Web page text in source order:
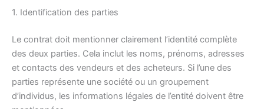
1. Identification des parties
Le contrat doit mentionner clairement l’identité complète
des deux parties. Cela inclut les noms, prénoms, adresses
et contacts des vendeurs et des acheteurs. Si l’une des
parties représente une société ou un groupement
d’individus, les informations légales de l’entité doivent être